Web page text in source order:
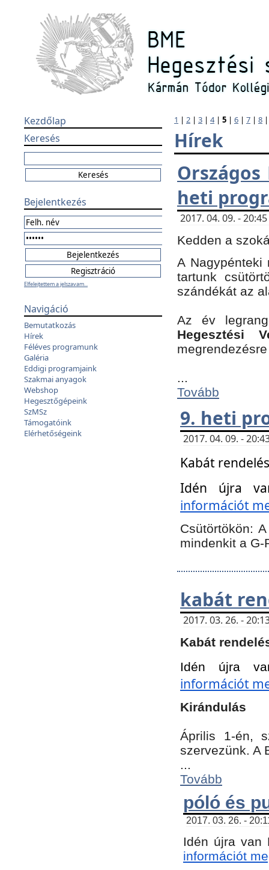
Kezdőlap
Keresés
Bejelentkezés
Elfelejtettem a jelszavam...
Navigáció
Bemutatkozás
Hírek
Féléves programunk
Galéria
Eddigi programjaink
Szakmai anyagok
Webshop
Hegesztőgépeink
SzMSz
Támogatóink
Elérhetőségeink
1 | 2 | 3 | 4| 5 | 6 | 7 | 8
Hírek
Országos
heti
2017. 04. 09. -
Kedden a
A Nagypénteki
tartunk
szándékát az
Az év
Hegesztési
...
Tovább
9. heti
2017. 04. 09. -
Kabát
Idén újra
információt
Csütörtökön:A
mindenkit a G-
kabát
2017. 03. 26. -
Kabát
Idén újra
információt
Kirándulás
Április 1-én,
szervezünk. A
...
Tovább
póló és
2017. 03. 26. -
Idén újra van
információt